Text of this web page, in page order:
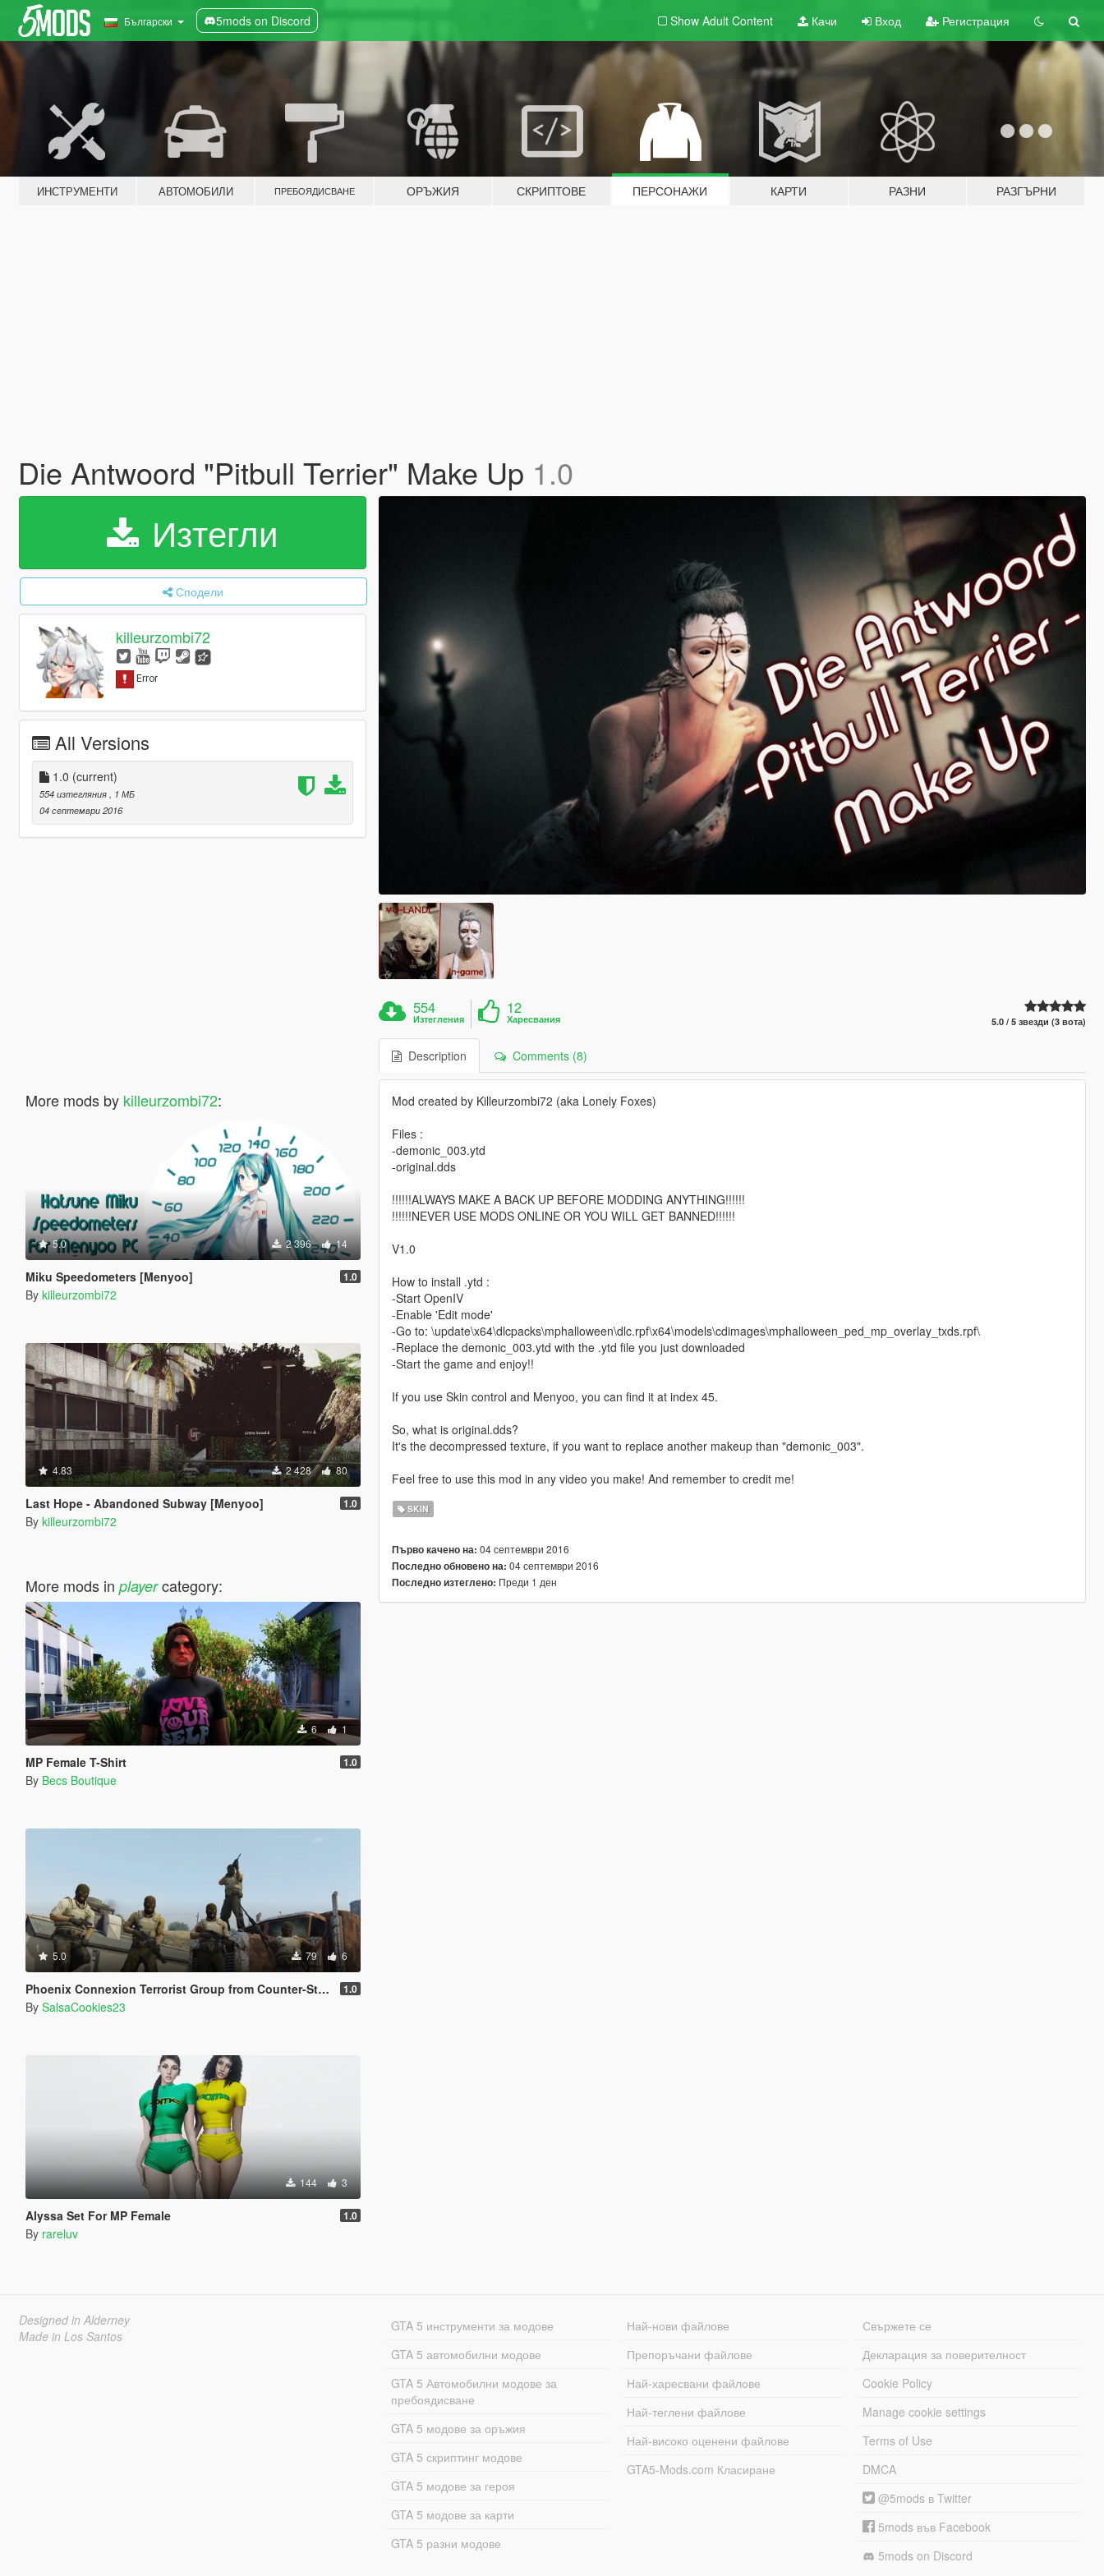
Български 5mods on Discord Show Adult Content Качи Вход Регистрация
ИНСТРУМЕНТИ АВТОМОБИЛИ ПРЕБОЯДИСВАНЕ ОРЪЖИЯ СКРИПТОВЕ ПЕРСОНАЖИ КАРТИ РАЗНИ РАЗГЪРНИ
Die Antwoord "Pitbull Terrier" Make Up 1.0
Изтегли
Сподели
killeurzombi72
All Versions
1.0 (current)
554 изтегляния
, 1 МБ
04 септември 2016
More mods by killeurzombi72:
5.0 2 396 14
Miku Speedometers [Menyoo] 1.0
By killeurzombi72
4.83 2 428 80
Last Hope - Abandoned Subway [Menyoo] 1.0
By killeurzombi72
More mods in playercategory:
6 1
MP Female T-Shirt 1.0
By Becs Boutique
5.0 79 6
Phoenix Connexion Terrorist Group from Counter-Strike: Global Offensive (Shattered Web + Broken Fang skins included) 1.0
By SalsaCookies23
144 3
Alyssa Set For MP Female 1.0
By rareluv
554
Изтегления
12
Харесвания 5.0 / 5 звезди (3 вота)
Description Comments (8)
Mod created by Killeurzombi72 (aka Lonely Foxes)
Files :
-demonic_003.ytd
-original.dds
!!!!!!ALWAYS MAKE A BACK UP BEFORE MODDING ANYTHING!!!!!!
!!!!!!NEVER USE MODS ONLINE OR YOU WILL GET BANNED!!!!!!
V1.0
How to install .ytd :
-Start OpenIV
-Enable 'Edit mode'
-Go to: \update\x64\dlcpacks\mphalloween\dlc.rpf\x64\models\cdimages\mphalloween_ped_mp_overlay_txds.rpf\
-Replace the demonic_003.ytd with the .ytd file you just downloaded
-Start the game and enjoy!!
If you use Skin control and Menyoo, you can find it at index 45.
So, what is original.dds?
It's the decompressed texture, if you want to replace another makeup than "demonic_003".
Feel free to use this mod in any video you make! And remember to credit me!
SKIN
Първо качено на: 04 септември 2016
Последно обновено на: 04 септември 2016
Последно изтеглено: Преди 1 ден
Designed in Alderney
Made in Los Santos
GTA 5 инструменти за модове
GTA 5 автомобилни модове
GTA 5 Автомобилни модове за
пребоядисване
GTA 5 модове за оръжия
GTA 5 скриптинг модове
GTA 5 модове за героя
GTA 5 модове за карти
GTA 5 разни модове
Най-нови файлове
Препоръчани файлове
Най-харесвани файлове
Най-теглени файлове
Най-високо оценени файлове
GTA5-Mods.com Класиране
Свържете се
Декларация за поверителност
Cookie Policy
Manage cookie settings
Terms of Use
DMCA
@5mods в Twitter
5mods във Facebook
5mods on Discord